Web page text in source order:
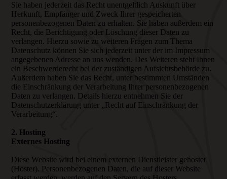
Sie haben jederzeit das Recht unentgeltlich Auskunft über
Herkunft, Empfänger und Zweck Ihrer gespeicherten
personenbezogenen Daten zu erhalten. Sie haben außerdem ein
Recht, die Berichtigung oder Löschung dieser Daten zu
verlangen. Hierzu sowie zu weiteren Fragen zum Thema
Datenschutz können Sie sich jederzeit unter der im Impressum
angegebenen Adresse an uns wenden. Des Weiteren steht Ihnen
ein Beschwerderecht bei der zuständigen Aufsichtsbehörde zu.
Außerdem haben Sie das Recht, unter bestimmten Umständen
die Einschränkung der Verarbeitung Ihrer personenbezogenen
Daten zu verlangen. Details hierzu entnehmen Sie der
Datenschutzerklärung unter „Recht auf Einschränkung der
Verarbeitung“.
2. Hosting
Externes Hosting
Diese Website wird bei einem externen Dienstleister gehostet
(Hoster). Personenbezogenen Daten, die auf dieser Website